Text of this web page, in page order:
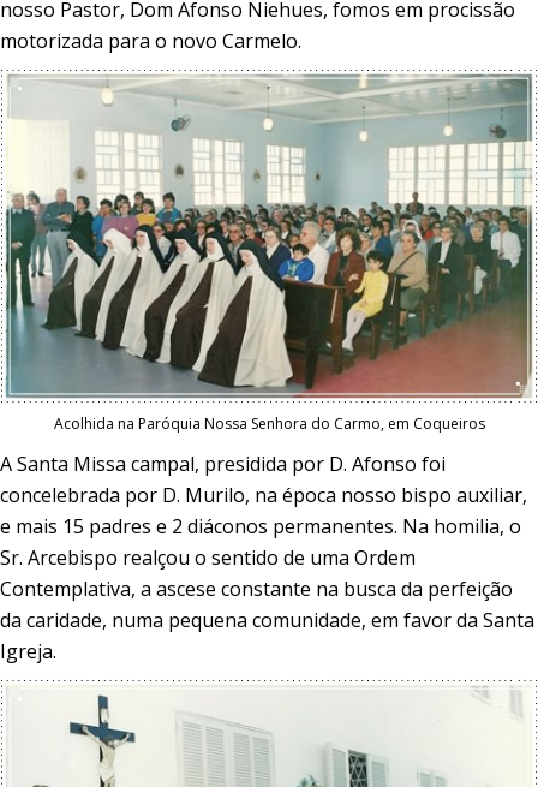
nosso Pastor, Dom Afonso Niehues, fomos em procissão
motorizada para o novo Carmelo.
Acolhida na Paróquia Nossa Senhora do Carmo, em Coqueiros
A Santa Missa campal, presidida por D. Afonso foi
concelebrada por D. Murilo, na época nosso bispo auxiliar,
e mais 15 padres e 2 diáconos permanentes. Na homilia, o
Sr. Arcebispo realçou o sentido de uma Ordem
Contemplativa, a ascese constante na busca da perfeição
da caridade, numa pequena comunidade, em favor da Santa
Igreja.